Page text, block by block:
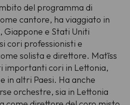
del programma di
cantore, ha viaggiato in
Giappone e Stati Uniti
cori professionisti e
solista e direttore. Matīss
importanti cori in Lettonia,
in altri Paesi. Ha anche
orchestre, sia in Lettonia